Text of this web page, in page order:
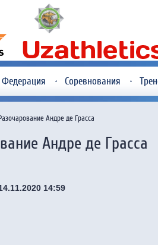
Федерация Соревнования
Андре де Грасса
Андре де Грасса
14:59